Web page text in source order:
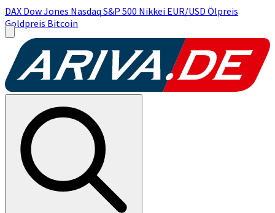
DAX Dow Jones Nasdaq S&P 500 Nikkei EUR/USD Ölpreis
Goldpreis Bitcoin